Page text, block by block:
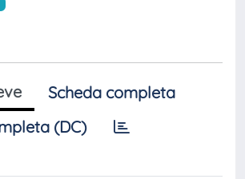
Scheda completa
(DC)